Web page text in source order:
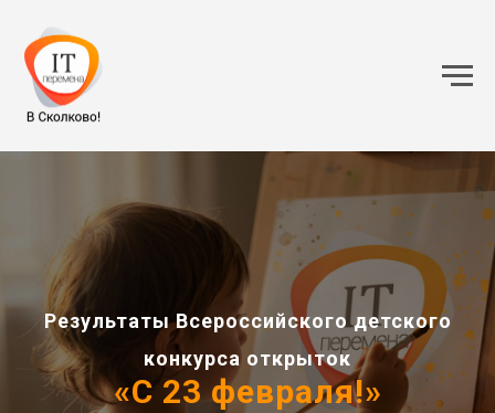
Результаты Всероссийского детского
конкурса открыток
«С 23 февраля!»